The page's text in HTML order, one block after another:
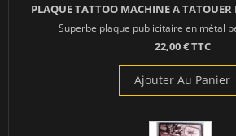
PLAQUE TATTOO MACHINE A
Superbe plaque publicitaire en métal
22,00 € TTC
Ajouter Au Panier